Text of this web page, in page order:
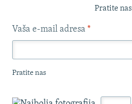
Pratite nas
Vaša e-mail adresa *
Pratite nas